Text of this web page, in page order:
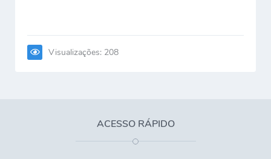
Visualizações: 208
ACESSO RÁPIDO